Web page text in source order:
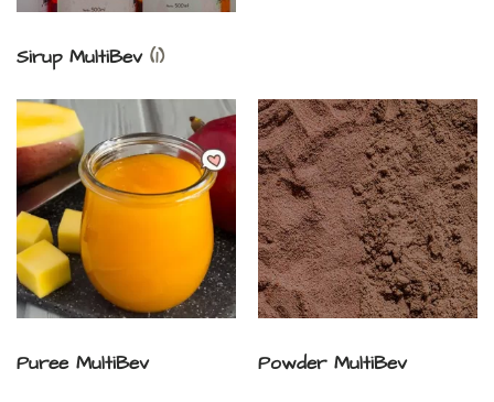
Sirup MultiBev (1)
Puree MultiBev Powder MultiBev